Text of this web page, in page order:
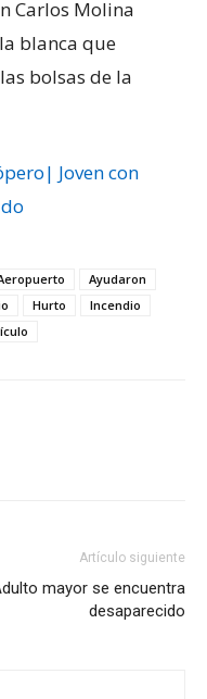
Carlos Molina
blanca que
bolsas de la
Joven con
Ayudaron
Hurto
Incendio
Artículo siguiente
mayor se encuentra
desaparecido